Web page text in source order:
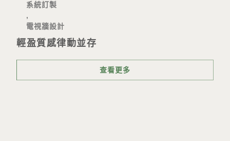
系統訂製
,
電視牆設計
輕盈質感律動並存
查看更多